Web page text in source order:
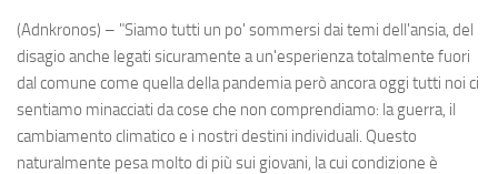
(Adnkronos) – "Siamo tutti un po' sommersi dai temi dell'ansia, del
disagio anche legati sicuramente a un'esperienza totalmente fuori
dal comune come quella della pandemia però ancora oggi tutti noi ci
sentiamo minacciati da cose che non comprendiamo: la guerra, il
cambiamento climatico e i nostri destini individuali. Questo
naturalmente pesa molto di più sui giovani, la cui condizione è